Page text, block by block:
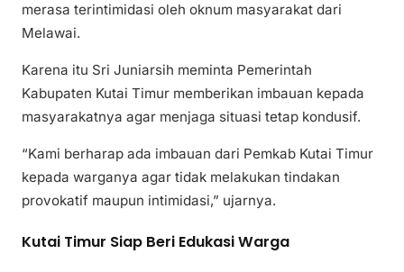
merasa terintimidasi oleh oknum masyarakat dari
Melawai.
Karena itu Sri Juniarsih meminta Pemerintah
Kabupaten Kutai Timur memberikan imbauan kepada
masyarakatnya agar menjaga situasi tetap kondusif.
“Kami berharap ada imbauan dari Pemkab Kutai Timur
kepada warganya agar tidak melakukan tindakan
provokatif maupun intimidasi,” ujarnya.
Kutai Timur Siap Beri Edukasi Warga